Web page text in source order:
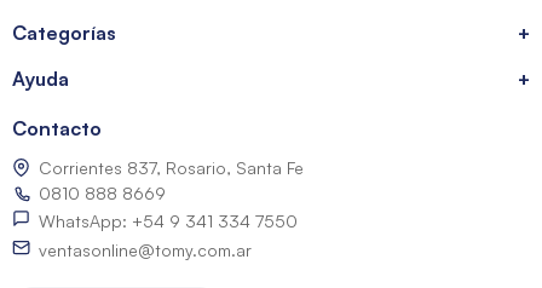
Categorías
+
Ayuda
+
Contacto
Corrientes 837, Rosario, Santa Fe
0810 888 8669
WhatsApp: +54 9 341 334 7550
ventasonline@tomy.com.ar